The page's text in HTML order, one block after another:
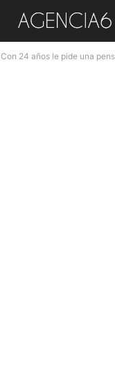
Con 24 años le pide una